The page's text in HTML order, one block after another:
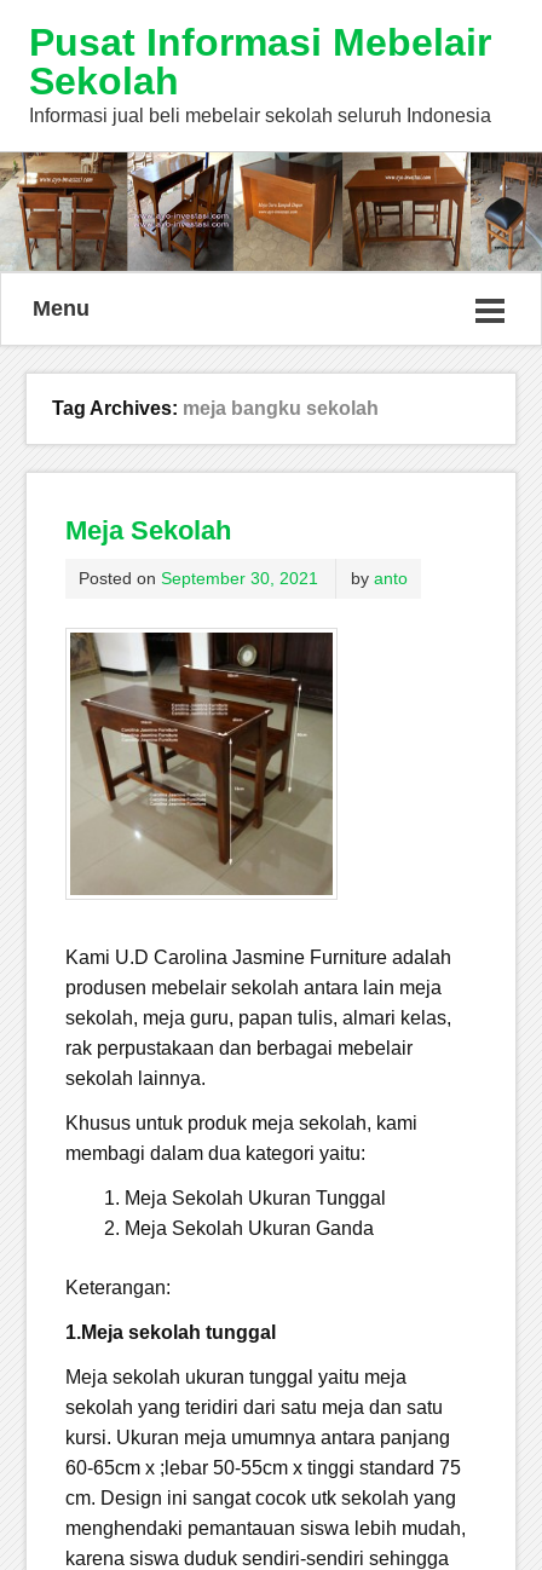
Pusat Informasi Mebelair
Sekolah
Informasi jual beli mebelair sekolah seluruh Indonesia
Menu
Tag Archives: meja bangku sekolah
Meja Sekolah
Posted on September 30, 2021 by anto
Kami U.D Carolina Jasmine Furniture adalah
produsen mebelair sekolah antara lain meja
sekolah, meja guru, papan tulis, almari kelas,
rak perpustakaan dan berbagai mebelair
sekolah lainnya.
Khusus untuk produk meja sekolah, kami
membagi dalam dua kategori yaitu:
Meja Sekolah Ukuran Tunggal
Meja Sekolah Ukuran Ganda
Keterangan:
1.Meja sekolah tunggal
Meja sekolah ukuran tunggal yaitu meja
sekolah yang teridiri dari satu meja dan satu
kursi. Ukuran meja umumnya antara panjang
60-65cm x ;lebar 50-55cm x tinggi standard 75
cm. Design ini sangat cocok utk sekolah yang
menghendaki pemantauan siswa lebih mudah,
karena siswa duduk sendiri-sendiri sehingga